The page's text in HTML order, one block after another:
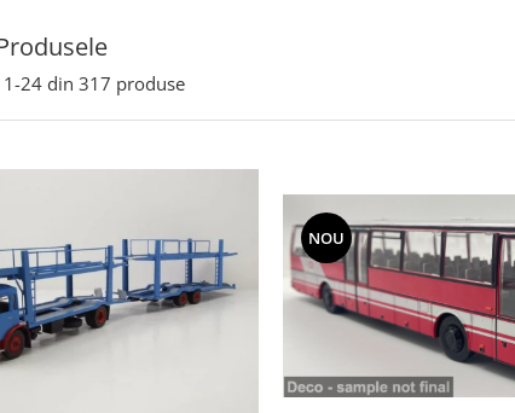
1-24 din 317 produse
NOU